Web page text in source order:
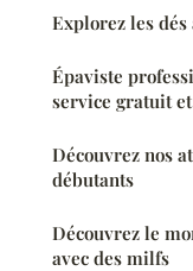
Explorez les
Épaviste
service gratuit
Découvrez nos
débutants
Découvrez le
avec des milfs